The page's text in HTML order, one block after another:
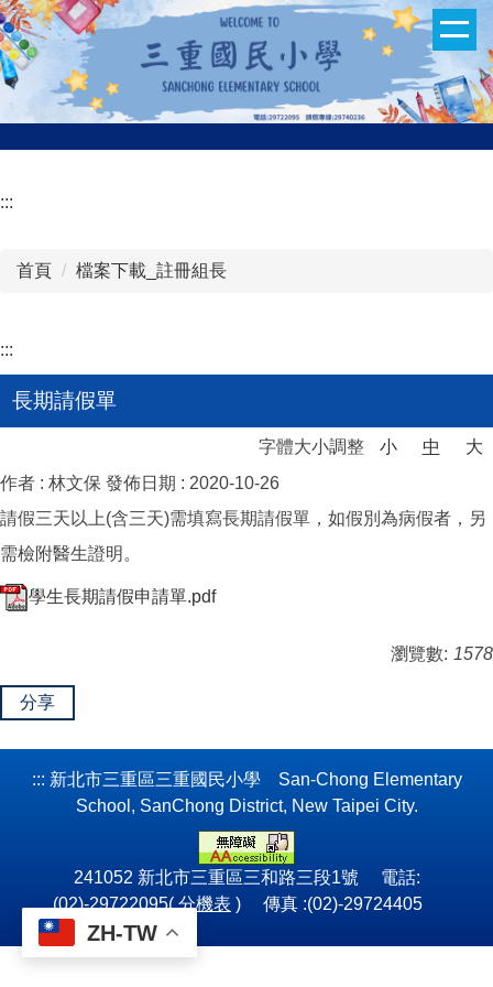
跳
到
主
要
內
容
ZH-TW
:::
首頁 檔案下載_註冊組長
:::
長期請假單
字體大小調整 小 中
大
作者 : 林文保 發佈日期 : 2020-10-26
請假三天以上(含三天)需填寫長期請假單，如假別為病假者，另
需檢附醫生證明。
學生長期請假申請單.pdf
瀏覽數: 1578
分享
::: 新北市三重區三重國民小學 San-Chong Elementary
School, SanChong District, New Taipei City.
241052 新北市三重區三和路三段1號 電話:
(02)-29722095(分機表 ) 傳真 :(02)-29724405